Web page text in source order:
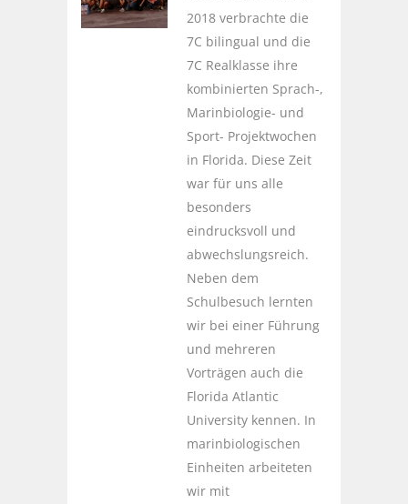
2018 verbrachte die
7C bilingual und die
7C Realklasse ihre
kombinierten Sprach-,
Marinbiologie- und
Sport- Projektwochen
in Florida. Diese Zeit
war für uns alle
besonders
eindrucksvoll und
abwechslungsreich.
Neben dem
Schulbesuch lernten
wir bei einer Führung
und mehreren
Vorträgen auch die
Florida Atlantic
University kennen. In
marinbiologischen
Einheiten arbeiteten
wir mit